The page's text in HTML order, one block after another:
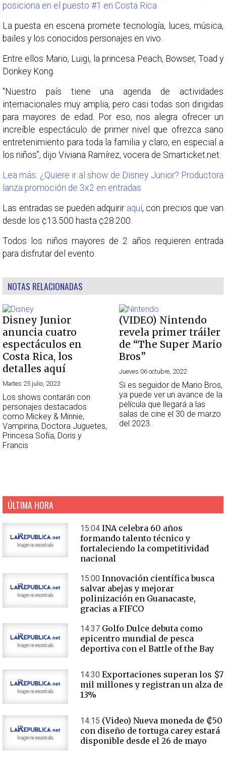
posiciona en el puesto #1 en Costa Rica
La puesta en escena promete tecnología, luces, música,
bailes y los conocidos personajes en vivo.
Entre ellos Mario, Luigi, la princesa Peach, Bowser, Toad y
Donkey Kong.
“Nuestro país tiene una agenda de actividades
internacionales muy amplia, pero casi todas son dirigidas
para mayores de edad. Por eso, nos alegra ofrecer un
increíble espectáculo de primer nivel que ofrezca sano
entretenimiento para toda la familia y claro, en especial a
los niños”, dijo Viviana Ramírez, vocera de Smarticket.net.
Lea más: ¿Quiere ir al show de Disney Junior? Productora
lanza promoción de 3x2 en entradas
Las entradas se pueden adquirir aquí, con precios que van
desde los ¢13.500 hasta ¢28.200.
Todos los niños mayores de 2 años requieren entrada
para disfrutar del evento.
NOTAS RELACIONADAS
Disney Junior
anuncia cuatro
espectáculos en
Costa Rica, los
detalles aquí
Martes 25 julio, 2023
Los shows contarán con
personajes destacados
como Mickey & Minnie,
Vampirina, Doctora Juguetes,
Princesa Sofía, Doris y
Francis
(VIDEO) Nintendo
revela primer tráiler
de “The Super Mario
Bros”
Jueves 06 octubre, 2022
Si es seguidor de Mario Bros,
ya puede ver un avance de la
película que llegará a las
salas de cine el 30 de marzo
del 2023.
ÚLTIMA HORA
15:04 INA celebra 60 años
formando talento técnico y
fortaleciendo la competitividad
nacional
15:00 Innovación científica busca
salvar abejas y mejorar
polinización en Guanacaste,
gracias a FIFCO
14:37 Golfo Dulce debuta como
epicentro mundial de pesca
deportiva con el Battle of the Bay
14:30 Exportaciones superan los $7
mil millones y registran un alza de
13%
14:15 (Video) Nueva moneda de ₡50
con diseño de tortuga carey estará
disponible desde el 26 de mayo